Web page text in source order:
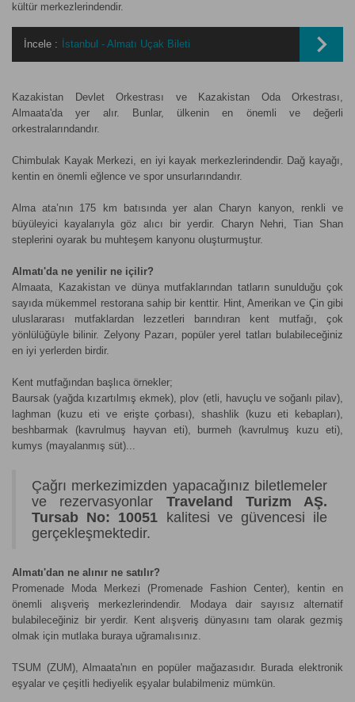
kültür merkezlerindendir.
İncele : İstanbul - Almatı Uçak Bileti
Kazakistan Devlet Orkestrası ve Kazakistan Oda Orkestrası,
Almaata'da yer alır. Bunlar, ülkenin en önemli ve değerli
orkestralarındandır.
Chimbulak Kayak Merkezi, en iyi kayak merkezlerindendir. Dağ kayağı,
kentin en önemli eğlence ve spor unsurlarındandır.
Alma ata’nın 175 km batısında yer alan Charyn kanyon, renkli ve
büyüleyici kayalarıyla göz alıcı bir yerdir. Charyn Nehri, Tian Shan
steplerini oyarak bu muhteşem kanyonu oluşturmuştur.
Almatı'da ne yenilir ne içilir?
Almaata, Kazakistan ve dünya mutfaklarından tatların sunulduğu çok
sayıda mükemmel restorana sahip bir kenttir. Hint, Amerikan ve Çin gibi
uluslararası mutfaklardan lezzetleri barındıran kent mutfağı, çok
yönlülüğüyle bilinir. Zelyony Pazarı, popüler yerel tatları bulabileceğiniz
en iyi yerlerden birdir.
Kent mutfağından başlıca örnekler;
Baursak (yağda kızartılmış ekmek), plov (etli, havuçlu ve soğanlı pilav),
laghman (kuzu eti ve erişte çorbası), shashlik (kuzu eti kebapları),
beshbarmak (kavrulmuş hayvan eti), burmeh (kavrulmuş kuzu eti),
kumys (mayalanmış süt)...
Çağrı merkezimizden yapacağınız biletlemeler
ve rezervasyonlar Traveland Turizm AŞ.
Tursab No: 10051
kalitesi ve güvencesi ile
gerçekleşmektedir.
Almatı'dan ne alınır ne satılır?
Promenade Moda Merkezi (Promenade Fashion Center), kentin en
önemli alışveriş merkezlerindendir. Modaya dair sayısız alternatif
bulabileceğiniz bir yerdir. Kent alışveriş dünyasını tam olarak gezmiş
olmak için mutlaka buraya uğramalısınız.
TSUM (ZUM), Almaata'nın en popüler mağazasıdır. Burada elektronik
eşyalar ve çeşitli hediyelik eşyalar bulabilmeniz mümkün.